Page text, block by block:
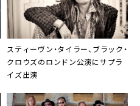
スティーヴン・タイラー、ブラック・
クロウズのロンドン公演にサプラ
イズ出演